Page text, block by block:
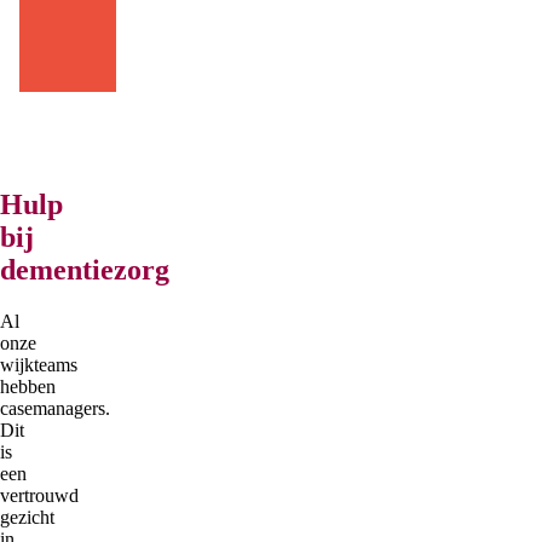
Hulp
bij
dementiezorg
Al
onze
wijkteams
hebben
casemanagers.
Dit
is
een
vertrouwd
gezicht